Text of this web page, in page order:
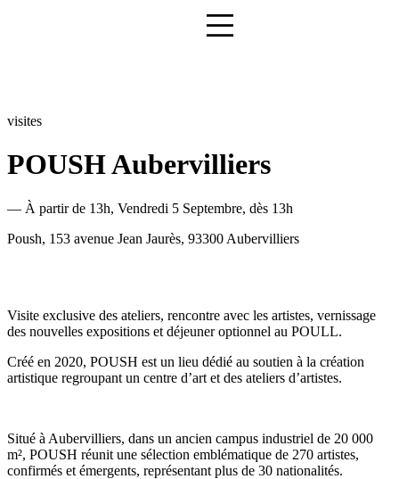
visites
POUSH Aubervilliers
— À partir de 13h, Vendredi 5 Septembre, dès 13h
Poush, 153 avenue Jean Jaurès, 93300 Aubervilliers
Visite exclusive des ateliers, rencontre avec les artistes, vernissage
des nouvelles expositions et déjeuner optionnel au POULL.
Créé en 2020, POUSH est un lieu dédié au soutien à la création
artistique regroupant un centre d’art et des ateliers d’artistes.
Situé à Aubervilliers, dans un ancien campus industriel de 20 000
m², POUSH réunit une sélection emblématique de 270 artistes,
confirmés et émergents, représentant plus de 30 nationalités.